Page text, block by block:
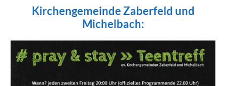
Kirchengemeinde Zaberfeld und
Michelbach: